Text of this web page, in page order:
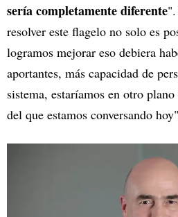
sería completamente diferente
resolver este flagelo no solo es
logramos mejorar eso debiera
aportantes, más capacidad de
sistema, estaríamos en otro
del que estamos conversando